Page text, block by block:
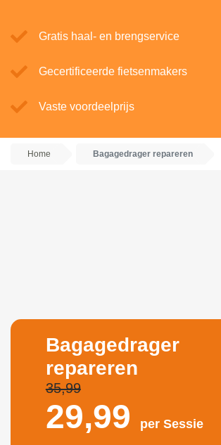
Gratis haal- en brengservice
Gecertificeerde fietsenmakers
Vaste voordeelprijs
Home Bagagedrager repareren
Bagagedrager
repareren
35,99
29,99 per Sessie